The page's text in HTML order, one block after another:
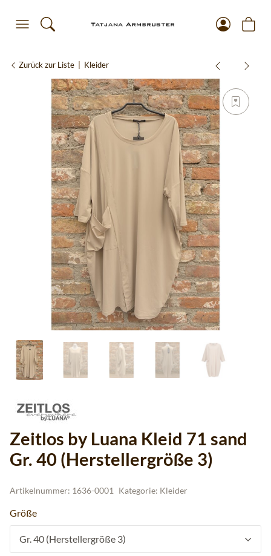
Zurück zur Liste Kleider
Zeitlos by Luana Kleid 71 sand
Gr. 40 (Herstellergröße 3)
Artikelnummer: 1636-0001 Kategorie: Kleider
Größe
Gr. 40 (Herstellergröße 3)